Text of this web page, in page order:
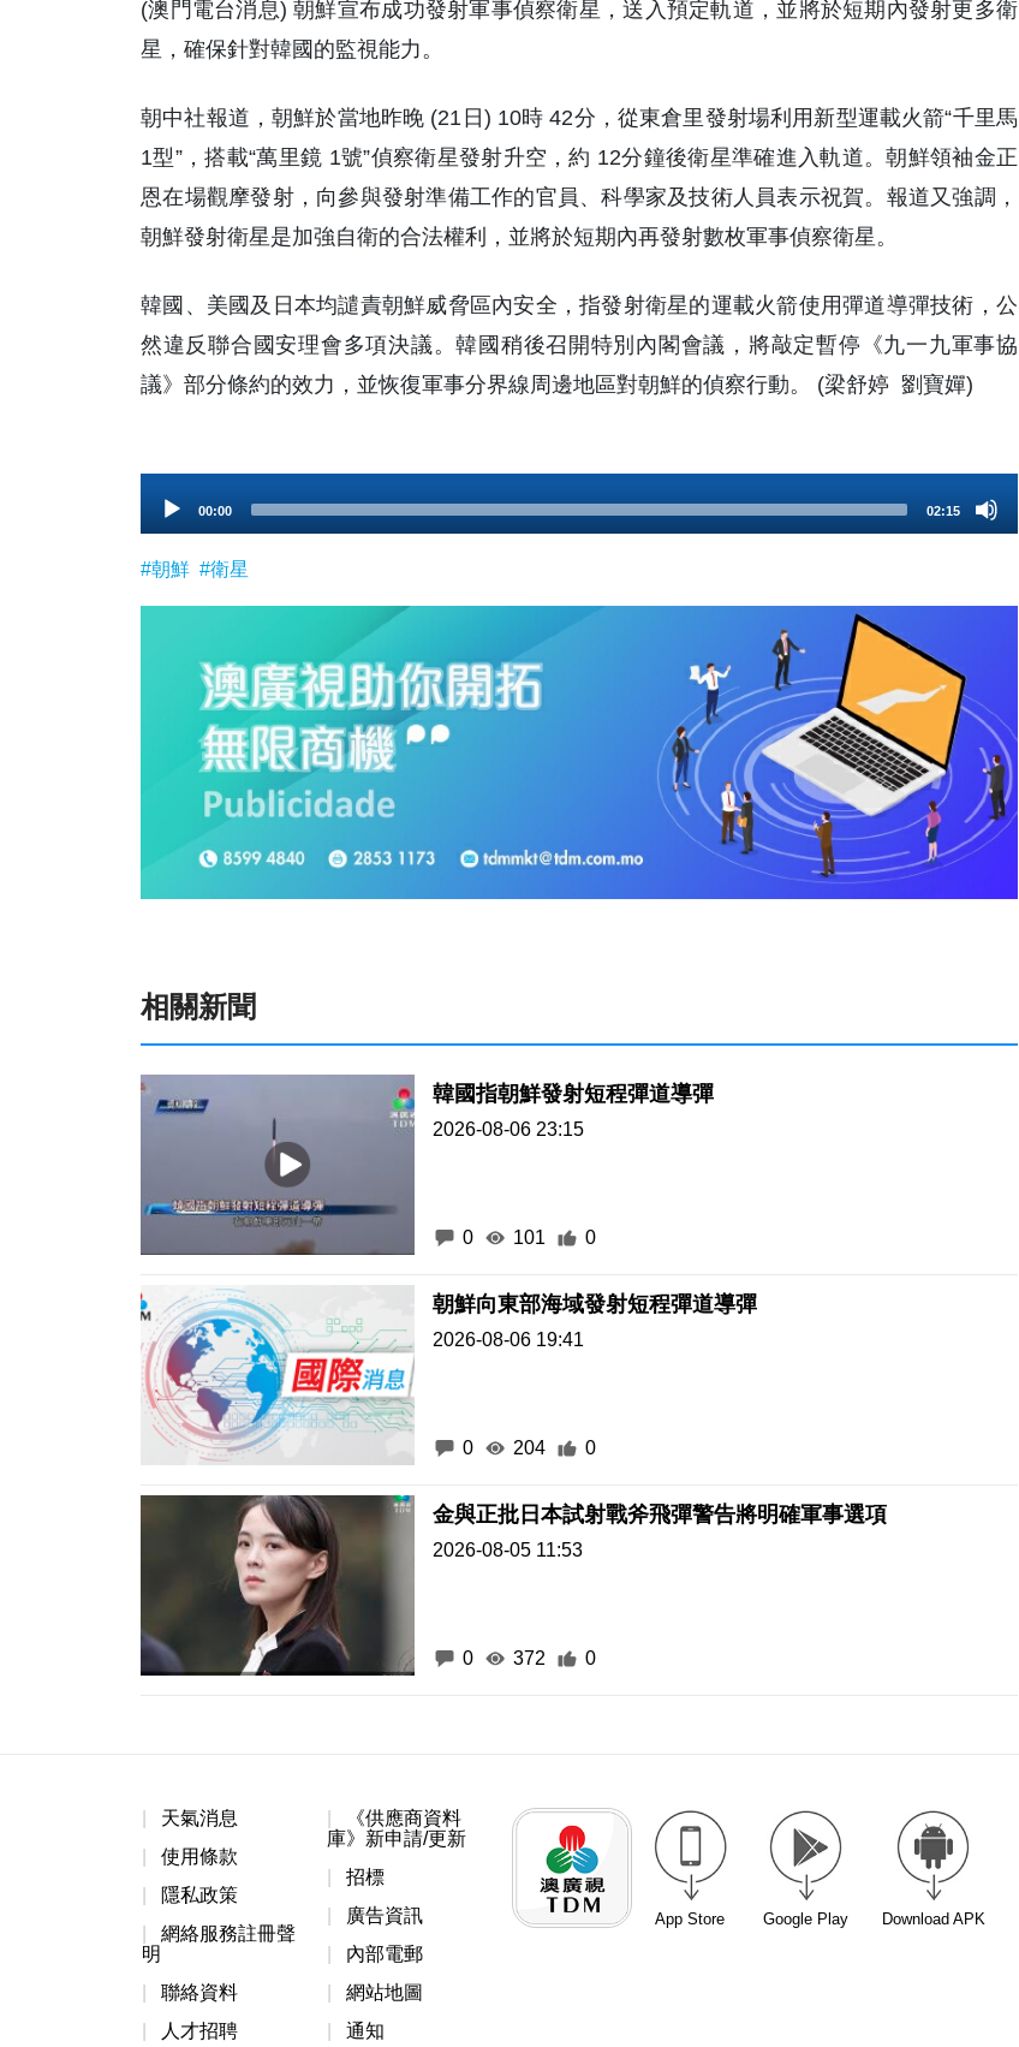
(澳門電台消息) 朝鮮宣布成功發射軍事偵察衛星，送入預定軌道，並將於短期內發射更多衛
星，確保針對韓國的監視能力。
朝中社報道，朝鮮於當地昨晚 (21日) 10時 42分，從東倉里發射場利用新型運載火箭“千里馬
1型”，搭載“萬里鏡 1號”偵察衛星發射升空，約 12分鐘後衛星準確進入軌道。朝鮮領袖金正
恩在場觀摩發射，向參與發射準備工作的官員、科學家及技術人員表示祝賀。報道又強調，
朝鮮發射衛星是加強自衛的合法權利，並將於短期內再發射數枚軍事偵察衛星。
韓國、美國及日本均譴責朝鮮威脅區內安全，指發射衛星的運載火箭使用彈道導彈技術，公
然違反聯合國安理會多項決議。韓國稍後召開特別內閣會議，將敲定暫停《九一九軍事協
議》部分條約的效力，並恢復軍事分界線周邊地區對朝鮮的偵察行動。 (梁舒婷 劉寶嬋)
Player
00:00 02:15
#朝鮮 #衛星
相關新聞
韓國指朝鮮發射短程彈道導彈
2026-08-06 23:15
0 101 0
朝鮮向東部海域發射短程彈道導彈
2026-08-06 19:41
0 204 0
金與正批日本試射戰斧飛彈警告將明確軍事選項
2026-08-05 11:53
0 372 0
天氣消息
使用條款
隱私政策
網絡服務註冊聲
明
聯絡資料
人才招聘
《供應商資料
庫》新申請/更新
招標
廣告資訊
內部電郵
網站地圖
通知
App Store Google Play Download APK